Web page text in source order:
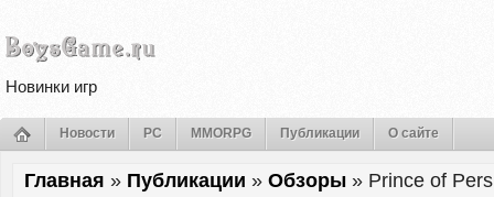
Новинки игр
Новости PC MMORPG Публикации О сайте
Главная » Публикации » Обзоры » Prince of